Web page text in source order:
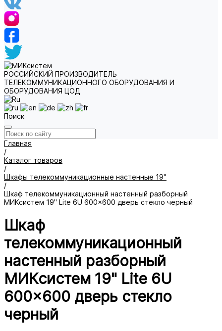
РОССИЙСКИЙ ПРОИЗВОДИТЕЛЬ
ТЕЛЕКОММУНИКАЦИОННОГО ОБОРУДОВАНИЯ И
ОБОРУДОВАНИЯ ЦОД
Поиск
Главная
/
Каталог товаров
/
Шкафы телекоммуникационные настенные 19"
/
Шкаф телекоммуникационный настенный разборный
МИКсистем 19" Lite 6U 600x600 дверь стекло черный
Шкаф
телекоммуникационный
настенный разборный
МИКсистем 19" Lite 6U
600x600 дверь стекло
черный